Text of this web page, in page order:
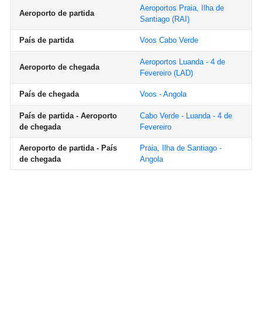
Aeroporto de partida
Aeroportos Praia, Ilha de
Santiago (RAI)
País de partida Voos Cabo Verde
Aeroporto de chegada
Aeroportos Luanda - 4 de
Fevereiro (LAD)
País de chegada Voos - Angola
País de partida - Aeroporto
de chegada
Cabo Verde - Luanda - 4 de
Fevereiro
Aeroporto de partida - País
de chegada
Praia, Ilha de Santiago -
Angola